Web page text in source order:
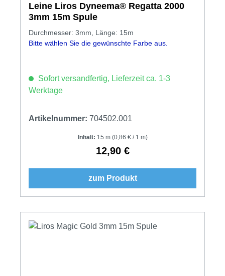
Leine Liros Dyneema® Regatta 2000
3mm 15m Spule
Durchmesser: 3mm, Länge: 15m
Bitte wählen Sie die gewünschte Farbe aus.
Sofort versandfertig, Lieferzeit ca. 1-3
Werktage
Artikelnummer: 704502.001
Inhalt: 15 m (0,86 € / 1 m)
Regulärer Preis:
12,90 €
zum Produkt